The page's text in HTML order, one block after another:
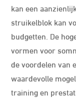
kan een
struikelblok kan
budgetten. De
vormen voor
de voordelen van
waardevolle
training en